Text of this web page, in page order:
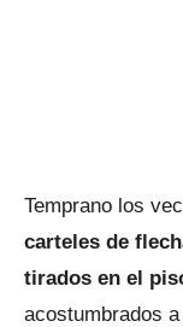
Temprano los
carteles de
tirados en el
acostumbrados